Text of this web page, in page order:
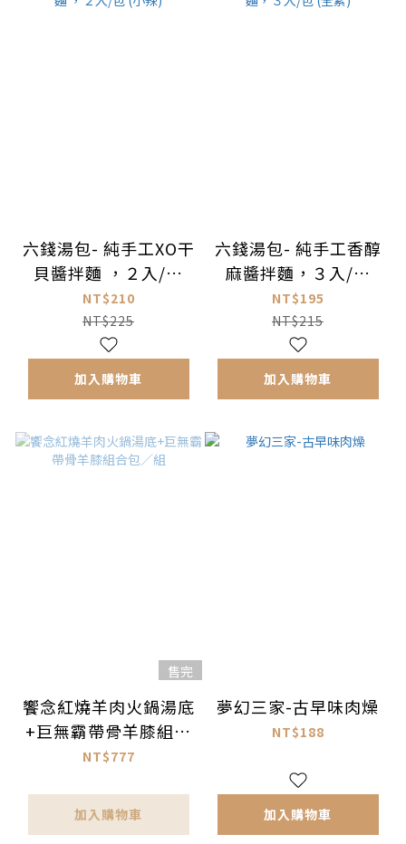
六錢湯包- 純手工XO干
貝醬拌麵 ，２入/包
(小辣)
NT$210
NT$225
加入購物車
六錢湯包- 純手工香醇
麻醬拌麵，３入/包
(全素)
NT$195
NT$215
加入購物車
售完
饗念紅燒羊肉火鍋湯底
+巨無霸帶骨羊膝組合
包／組
NT$777
加入購物車
夢幻三家-古早味肉燥
NT$188
加入購物車